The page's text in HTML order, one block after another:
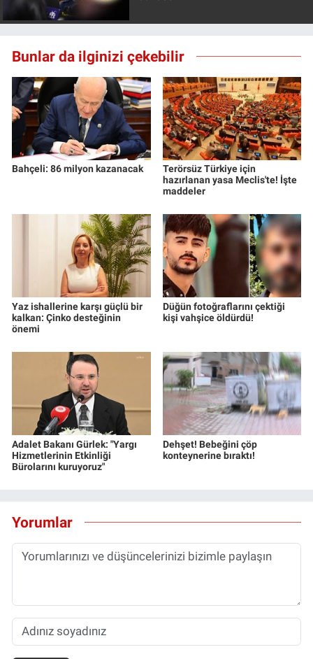
Bunlar da ilginizi çekebilir
Bahçeli: 86 milyon kazanacak
Terörsüz Türkiye için
hazırlanan yasa Meclis'te! İşte
maddeler
Yaz ishallerine karşı güçlü bir
kalkan: Çinko desteğinin
önemi
Düğün fotoğraflarını çektiği
kişi vahşice öldürdü!
Adalet Bakanı Gürlek: "Yargı
Hizmetlerinin Etkinliği
Bürolarını kuruyoruz"
Dehşet! Bebeğini çöp
konteynerine bıraktı!
Yorumlar